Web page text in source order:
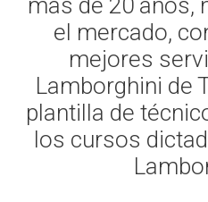
mas de 20 años,
el mercado,
mejores
Lamborghini de
plantilla de
los cursos